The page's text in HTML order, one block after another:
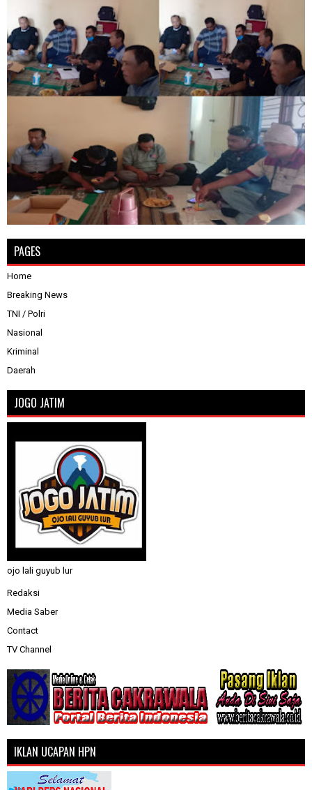
PAGES
Home
Breaking News
TNI / Polri
Nasional
Kriminal
Daerah
JOGO JATIM
ojo lali guyub lur
Redaksi
Media Saber
Contact
TV Channel
IKLAN UCAPAN HPN